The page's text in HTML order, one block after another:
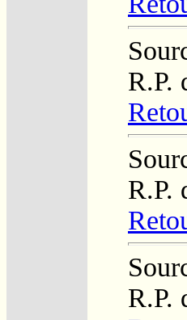
R.P.
R.P.
R.P.